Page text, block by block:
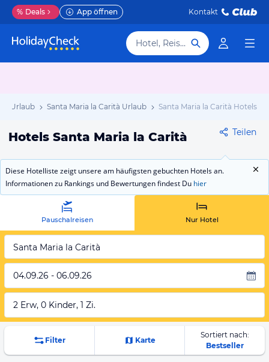
% Deals App öffnen Kontakt
Hotel, Reiseziel
Urlaub Santa Maria la Carità Urlaub Santa Maria la Carità Hotels
Hotels Santa Maria la Carità Teilen
Diese Hotelliste zeigt unsere am häufigsten gebuchten Hotels an.
Informationen zu Rankings und Bewertungen findest Du hier
Pauschalreisen Nur Hotel
Santa Maria la Carità
04.09.26 - 06.09.26
2 Erw, 0 Kinder, 1 Zi.
Filter Karte
Sortiert nach:
Bestseller